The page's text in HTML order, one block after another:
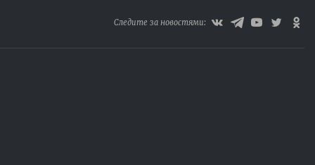
Следите за новостями: